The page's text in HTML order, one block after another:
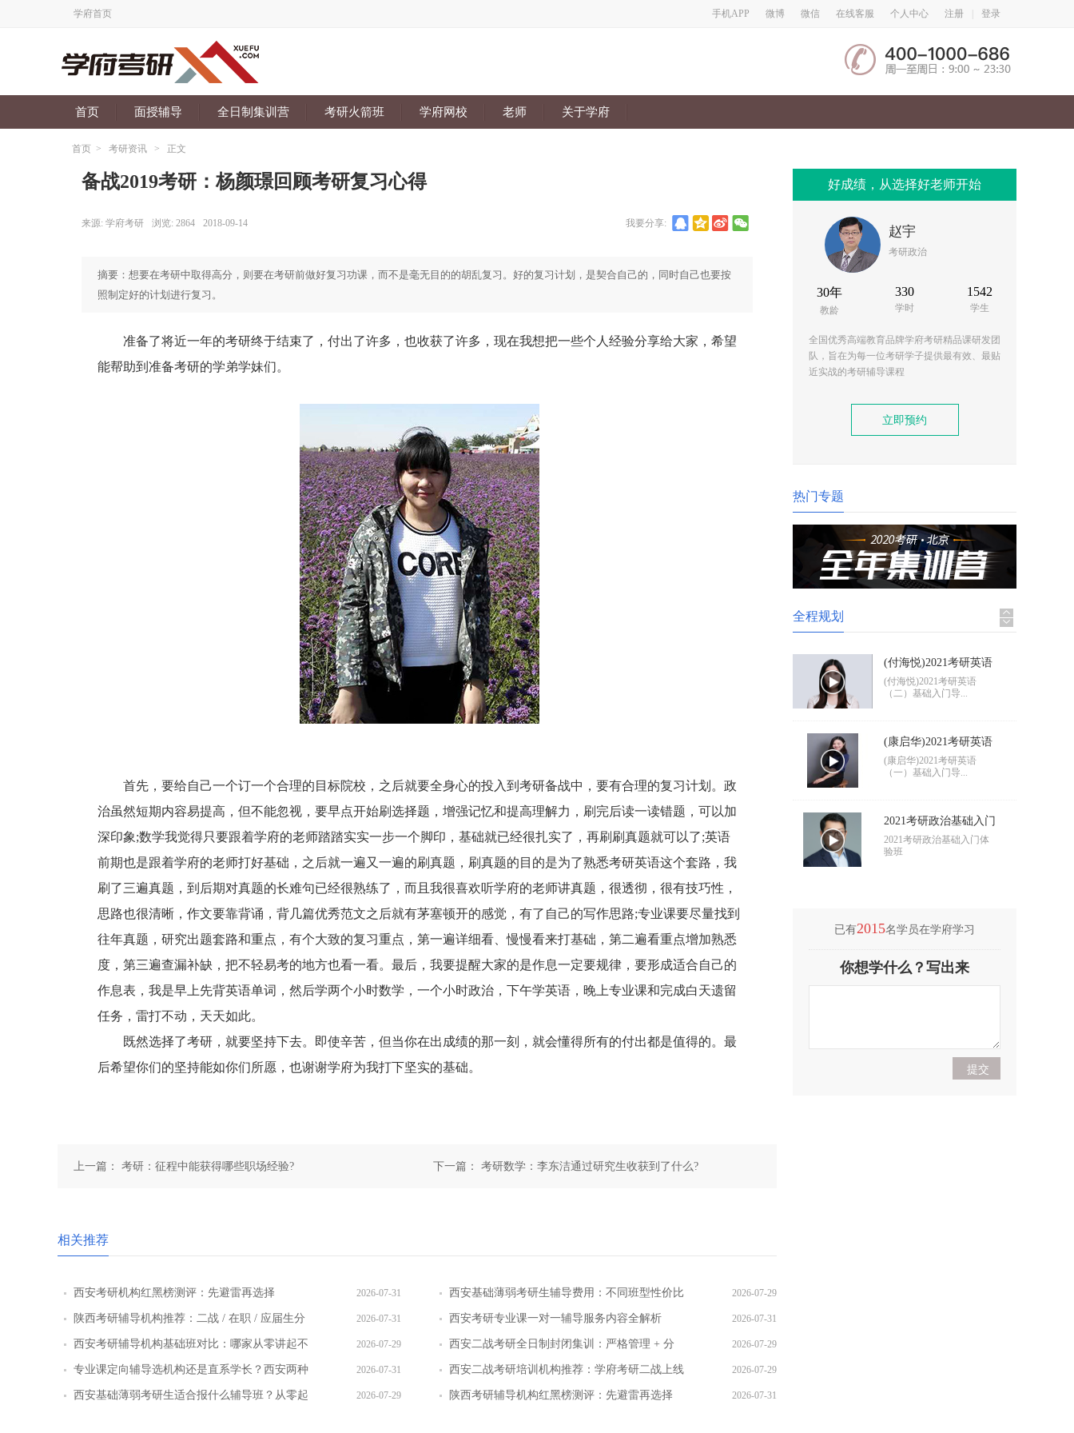
学府首页 手机APP 微博 微信 在线客服 个人中心 注册 登录
首页 面授辅导 全日制集训营 考研火箭班 学府网校 老师 关于学府
首页 > 考研资讯 > 正文
备战2019考研：杨颜璟回顾考研复习心得
来源: 学府考研 浏览: 2864 2018-09-14 我要分享:
摘要：想要在考研中取得高分，则要在考研前做好复习功课，而不是毫无目的的胡乱复习。好的复习计划，是契合自己的，同时自己也要按
照制定好的计划进行复习。
准备了将近一年的考研终于结束了，付出了许多，也收获了许多，现在我想把一些个人经验分享给大家，希望
能帮助到准备考研的学弟学妹们。
首先，要给自己一个订一个合理的目标院校，之后就要全身心的投入到考研备战中，要有合理的复习计划。政
治虽然短期内容易提高，但不能忽视，要早点开始刷选择题，增强记忆和提高理解力，刷完后读一读错题，可以加
深印象;数学我觉得只要跟着学府的老师踏踏实实一步一个脚印，基础就已经很扎实了，再刷刷真题就可以了;英语
前期也是跟着学府的老师打好基础，之后就一遍又一遍的刷真题，刷真题的目的是为了熟悉考研英语这个套路，我
刷了三遍真题，到后期对真题的长难句已经很熟练了，而且我很喜欢听学府的老师讲真题，很透彻，很有技巧性，
思路也很清晰，作文要靠背诵，背几篇优秀范文之后就有茅塞顿开的感觉，有了自己的写作思路;专业课要尽量找到
往年真题，研究出题套路和重点，有个大致的复习重点，第一遍详细看、慢慢看来打基础，第二遍看重点增加熟悉
度，第三遍查漏补缺，把不轻易考的地方也看一看。最后，我要提醒大家的是作息一定要规律，要形成适合自己的
作息表，我是早上先背英语单词，然后学两个小时数学，一个小时政治，下午学英语，晚上专业课和完成白天遗留
任务，雷打不动，天天如此。
既然选择了考研，就要坚持下去。即使辛苦，但当你在出成绩的那一刻，就会懂得所有的付出都是值得的。最
后希望你们的坚持能如你们所愿，也谢谢学府为我打下坚实的基础。
上一篇： 考研：征程中能获得哪些职场经验? 下一篇： 考研数学：李东洁通过研究生收获到了什么?
相关推荐
西安考研机构红黑榜测评：先避雷再选择 2026-07-31 西安基础薄弱考研生辅导费用：不同班型性价比
对比
2026-07-29
陕西考研辅导机构推荐：二战 / 在职 / 应届生分
层教学方案
2026-07-31 西安考研专业课一对一辅导服务内容全解析 2026-07-31
西安考研辅导机构基础班对比：哪家从零讲起不
跳步骤
2026-07-29 西安二战考研全日制封闭集训：严格管理 + 分
层教学效果实测
2026-07-29
专业课定向辅导选机构还是直系学长？西安两种
模式全对比
2026-07-31 西安二战考研培训机构推荐：学府考研二战上线
率提升路径
2026-07-29
西安基础薄弱考研生适合报什么辅导班？从零起 2026-07-29 陕西考研辅导机构红黑榜测评：先避雷再选择 2026-07-31
好成绩，从选择好老师开始
赵宇
考研政治
30年
教龄
330
学时
1542
学生
全国优秀高端教育品牌学府考研精品课研发团
队，旨在为每一位考研学子提供最有效、最贴
近实战的考研辅导课程
立即预约
热门专题
全程规划
(付海悦)2021考研英语
2021考研政治基础入门
导学
2021考研政治基础入门体
验班
(付海悦)2021考研英语
（二）基础入门导学
(付海悦)2021考研英语
（二）基础入门导...
(康启华)2021考研英语
（一）基础入门导学
(康启华)2021考研英语
（一）基础入门导...
2021考研政治基础入门
导学
2021考研政治基础入门体
验班
(付海悦)2021考研英语
（二）基础入门导学
(付海悦)2021考研英语
（二）基础入门导...
（一）基础入门导学
(康启华)2021考研英语
（一）基础入门导...
已有2015名学员在学府学习
你想学什么？写出来